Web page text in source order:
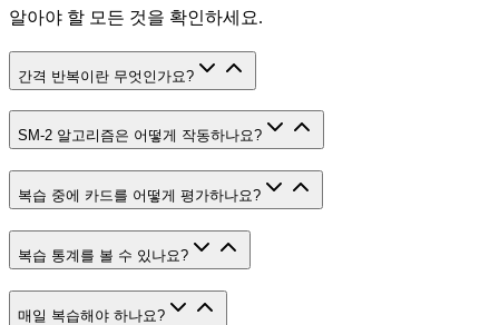
알아야 할 모든 것을 확인하세요.
간격 반복이란 무엇인가요?
SM-2 알고리즘은 어떻게 작동하나요?
복습 중에 카드를 어떻게 평가하나요?
복습 통계를 볼 수 있나요?
매일 복습해야 하나요?